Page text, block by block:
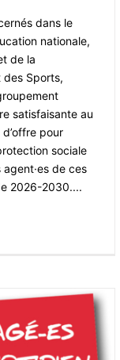
dans le
nationale,
de la
des Sports,
satisfaisante au
pour
sociale
de ces
2026-2030....